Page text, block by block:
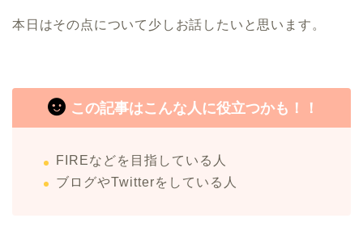
本日はその点について少しお話したいと思います。
この記事はこんな人に役立つかも！！
FIREなどを目指している人
ブログやTwitterをしている人